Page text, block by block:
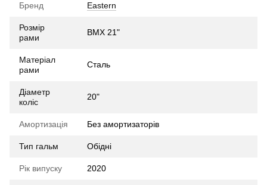
Бренд Eastern
Розмір
рами
BMX 21"
Матеріал
рами
Сталь
Діаметр
коліс
20"
Амортизація Без амортизаторів
Тип гальм Обідні
Рік випуску 2020